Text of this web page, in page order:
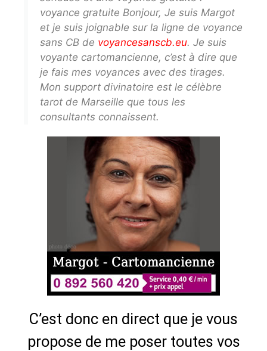
voyance gratuite Bonjour, Je suis Margot
et je suis joignable sur la ligne de voyance
sans CB de voyancesanscb.eu. Je suis
voyante cartomancienne, c’est à dire que
je fais mes voyances avec des tirages.
Mon support divinatoire est le célèbre
tarot de Marseille que tous les
consultants connaissent.
C’est donc en direct que je vous
propose de me poser toutes vos